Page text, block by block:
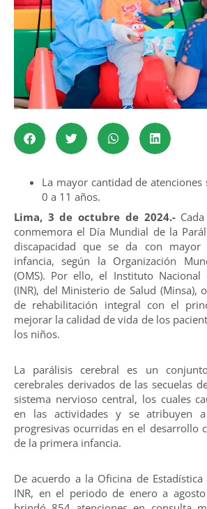
La mayor cantidad de atenciones
0 a 11 años.
Lima, 3 de octubre de 2024.-
conmemora el Día Mundial de la
discapacidad que se da con mayor
infancia, según la Organización
(OMS). Por ello, el Instituto Nacional
(INR), del Ministerio de Salud (Minsa),
de rehabilitación integral con el
mejorar la calidad de vida de los
los niños.
La parálisis cerebral es un
cerebrales derivados de las secuelas
sistema nervioso central, los cuales
en las actividades y se atribuyen
progresivas ocurridas en el desarrollo
de la primera infancia.
De acuerdo a la Oficina de
INR, en el periodo de enero a